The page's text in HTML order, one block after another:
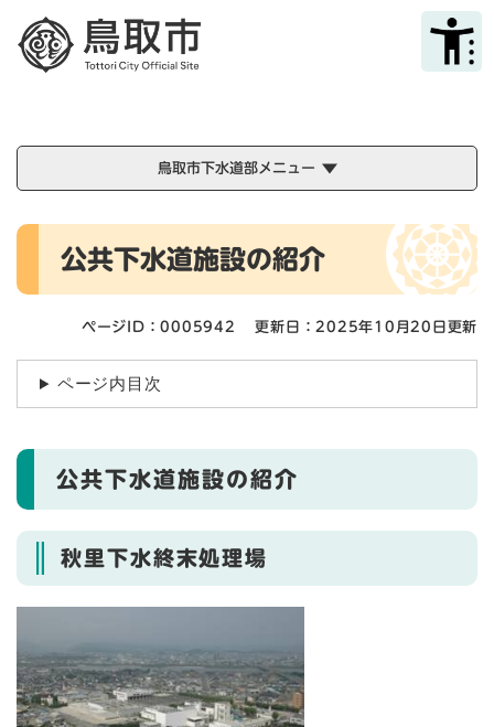
メニューを飛ばして本文へ
鳥取市下水道部メニュー
本
公共下水道施設の紹介
ページID：0005942 更新日：2025年10月20日更新
ページ内目次
公共下水道施設の紹介
秋里下水終末処理場